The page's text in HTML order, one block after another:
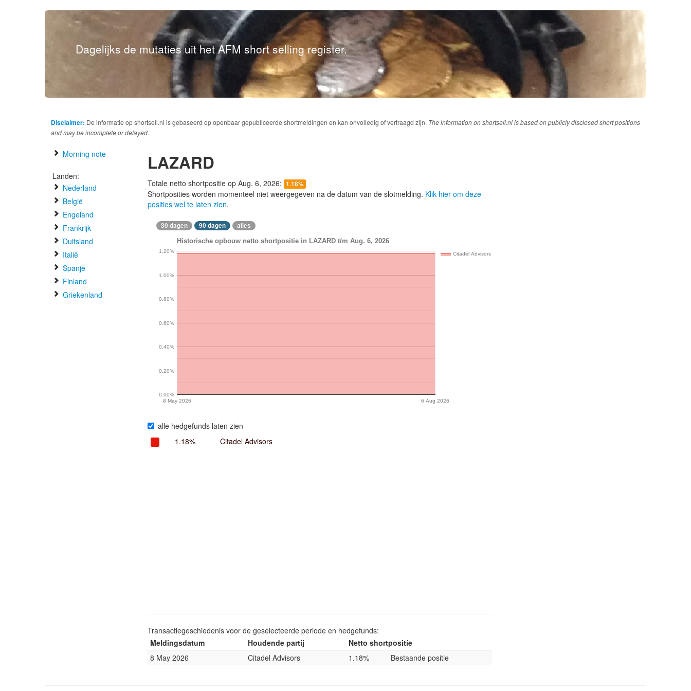
Dagelijks de mutaties uit het AFM short selling register.
Disclaimer: De informatie op shortsell.nl is gebaseerd op openbaar gepubliceerde shortmeldingen en kan onvolledig of vertraagd zijn. The information on shortsell.nl is based on publicly disclosed short positions
and may be incomplete or delayed.
Morning note
Landen:
Nederland
België
Engeland
Frankrijk
Duitsland
Italië
Spanje
Finland
Griekenland
LAZARD
Totale netto shortpositie op Aug. 6, 2026: 1.18%
Shortposities worden momenteel niet weergegeven na de datum van de slotmelding. Klik hier om deze
posities wel te laten zien.
30 dagen 90 dagen alles
Historische opbouw netto shortpositie in LAZARD t/m Aug. 6, 2026
Citadel Advisors
8 May 2026 6 Aug 2026
0.00%
0.20%
0.40%
0.60%
0.80%
1.00%
1.20%
alle hedgefunds laten zien
1.18%
Citadel Advisors
Transactiegeschiedenis voor de geselecteerde periode en hedgefunds:
Meldingsdatum
Houdende partij
Netto shortpositie
8 May 2026
Citadel Advisors 1.18% Bestaande positie